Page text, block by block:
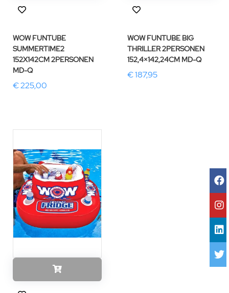
WOW FUNTUBE
SUMMERTIME2
152X142CM 2PERSONEN
MD-Q
€ 225,00
WOW FUNTUBE BIG
THRILLER 2PERSONEN
152,4×142,24CM MD-Q
€ 187,95